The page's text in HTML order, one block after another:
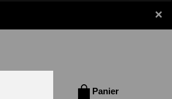
×
Panier